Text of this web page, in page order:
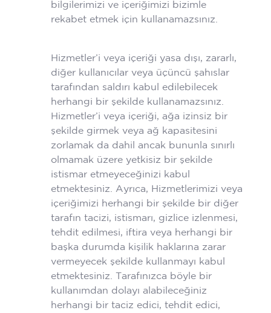
bilgilerimizi ve içeriğimizi bizimle
rekabet etmek için kullanamazsınız.
Hizmetler’i veya içeriği yasa dışı, zararlı,
diğer kullanıcılar veya üçüncü şahıslar
tarafından saldırı kabul edilebilecek
herhangi bir şekilde kullanamazsınız.
Hizmetler’i veya içeriği, ağa izinsiz bir
şekilde girmek veya ağ kapasitesini
zorlamak da dahil ancak bununla sınırlı
olmamak üzere yetkisiz bir şekilde
istismar etmeyeceğinizi kabul
etmektesiniz. Ayrıca, Hizmetlerimizi veya
içeriğimizi herhangi bir şekilde bir diğer
tarafın tacizi, istismarı, gizlice izlenmesi,
tehdit edilmesi, iftira veya herhangi bir
başka durumda kişilik haklarına zarar
vermeyecek şekilde kullanmayı kabul
etmektesiniz. Tarafınızca böyle bir
kullanımdan dolayı alabileceğiniz
herhangi bir taciz edici, tehdit edici,